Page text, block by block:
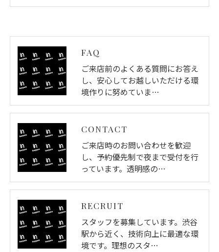
FAQ
ご来店前のよくある質問にお答え
し、安心してお越しいただける環
境作りに努めていま…
CONTACT
ご来店時のお問い合わせを歓迎
し、予約優先制で夜まで受付を行
っています。透明感の…
RECRUIT
スタッフを募集しています。渋谷
駅から近く、技術向上に最適な環
境です。理想のスタ…